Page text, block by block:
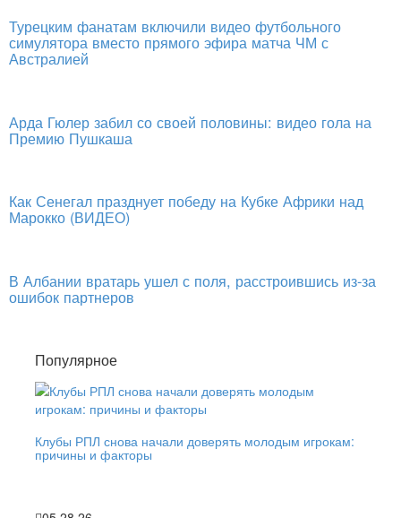
Турецким фанатам включили видео футбольного
симулятора вместо прямого эфира матча ЧМ с
Австралией
Арда Гюлер забил со своей половины: видео гола на
Премию Пушкаша
Как Сенегал празднует победу на Кубке Африки над
Марокко (ВИДЕО)
В Албании вратарь ушел с поля, расстроившись из-за
ошибок партнеров
Популярное
Клубы РПЛ снова начали доверять молодым игрокам:
причины и факторы